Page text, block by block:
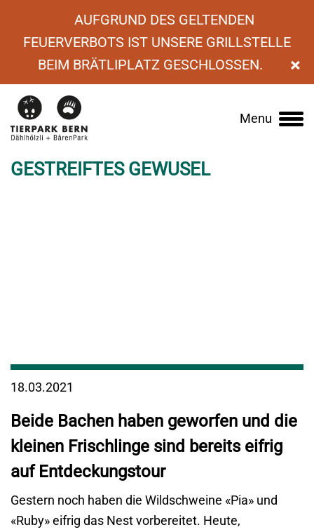
AUFGRUND DES GELTENDEN
FEUERVERBOTS IST UNSERE GRILLSTELLE
BEIM BRÄTLIPLATZ GESCHLOSSEN.
×
Main
Menu
› News ›
GESTREIFTES GEWUSEL
18.03.2021
Beide Bachen haben geworfen und die
kleinen Frischlinge sind bereits eifrig
auf Entdeckungstour
Gestern noch haben die Wildschweine «Pia» und
«Ruby» eifrig das Nest vorbereitet. Heute,